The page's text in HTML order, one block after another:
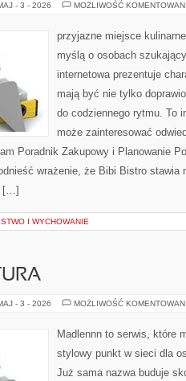
- 3 - 2026 MOŻLIWOŚĆ
przyjazne miejsce
myślą o osobach
internetowa prezentuje
mają być nie tylko
do codziennego rytmu. To
może zainteresować
Poradnik Zakupowy i Planowanie
wrażenie, że Bibi Bistro stawia
[…]
I WYCHOWANIE
- 3 - 2026 MOŻLIWOŚĆ
Madlennn to serwis, które
stylowy punkt w sieci dla
Już sama nazwa buduje